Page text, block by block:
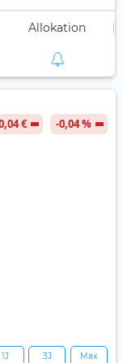
Allokation
€
-0,04 %
1J 3J Max